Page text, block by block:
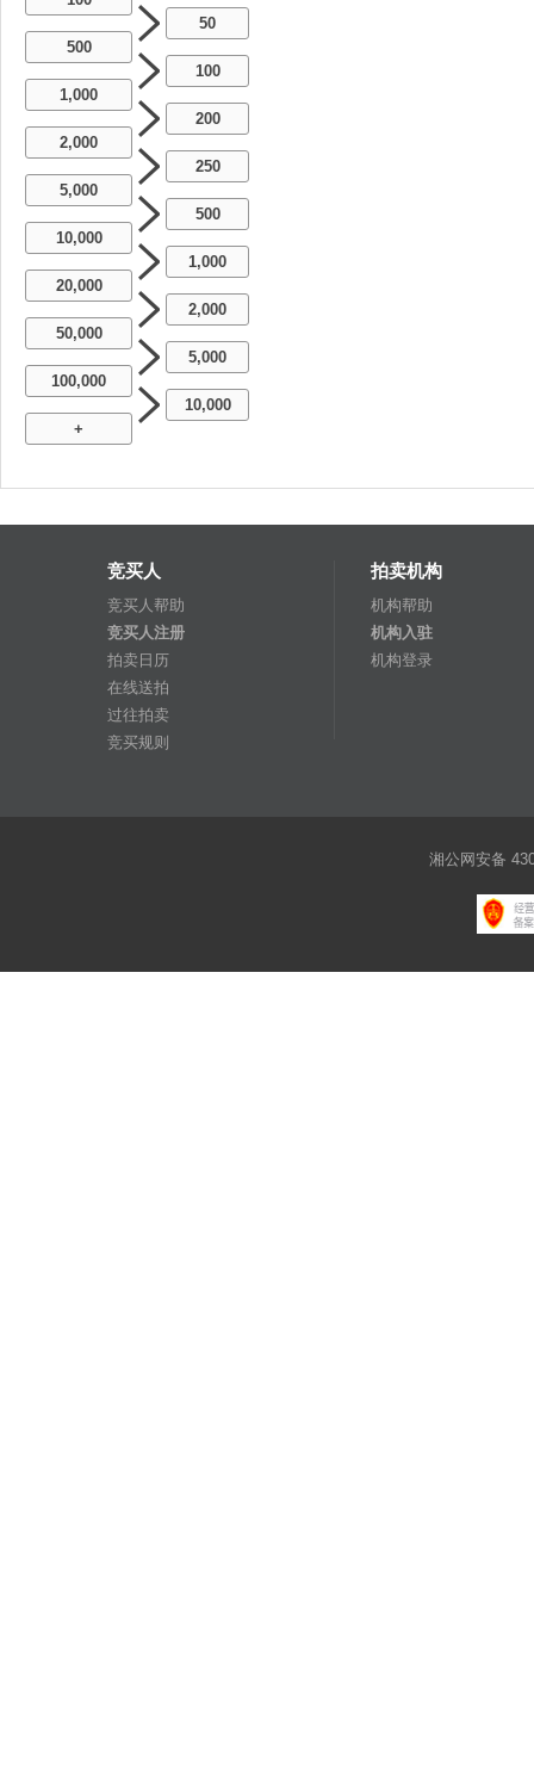
50
500
100
1,000
200
2,000
250
5,000
500
10,000
1,000
20,000
2,000
50,000
5,000
100,000
10,000
+
竞买人
竞买人帮助
竞买人注册
拍卖日历
在线送拍
过往拍卖
竞买规则
拍卖机构
机构帮助
机构入驻
机构登录
湘公网安备